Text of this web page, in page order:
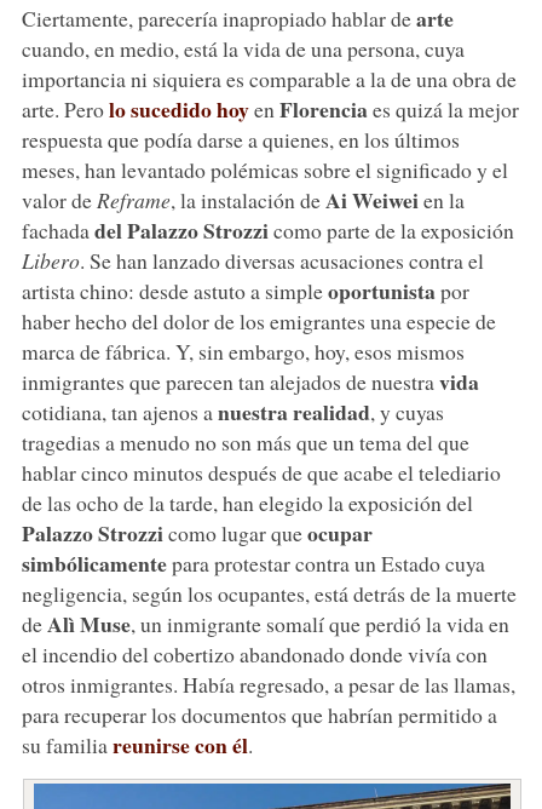
Ciertamente, parecería inapropiado hablar dearte
cuando, en medio, está la vida de una persona, cuya
importancia ni siquiera es comparable a la de una obra de
arte. Perolo sucedido hoyen Florenciaes quizá la mejor
respuesta que podía darse a quienes, en los últimos
meses, han levantado polémicas sobre el significado y el
valor de Reframe, la instalación deAi Weiweien la
fachada del Palazzo Strozzicomo parte de la exposición
Libero. Se han lanzado diversas acusaciones contra el
artista chino: desde astuto a simpleoportunistapor
haber hecho del dolor de los emigrantes una especie de
marca de fábrica. Y, sin embargo, hoy, esos mismos
inmigrantes que parecen tan alejados de nuestra vida
cotidiana, tan ajenos a nuestra realidad, y cuyas
tragedias a menudo no son más que un tema del que
hablar cinco minutos después de que acabe el telediario
de las ocho de la tarde, han elegido la exposición del
Palazzo Strozzicomo lugar queocupar
simbólicamentepara protestar contra un Estado cuya
negligencia, según los ocupantes, está detrás de la muerte
deAlì Muse, un inmigrante somalí que perdió la vida en
el incendio del cobertizo abandonado donde vivía con
otros inmigrantes. Había regresado, a pesar de las llamas,
para recuperar los documentos que habrían permitido a
su familia reunirse con él.